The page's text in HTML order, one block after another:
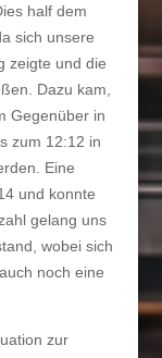
half dem
sich unsere
zeigte und die
Dazu kam,
Gegenüber in
zum 12:12 in
Eine
und konnte
gelang uns
wobei sich
noch eine
zur